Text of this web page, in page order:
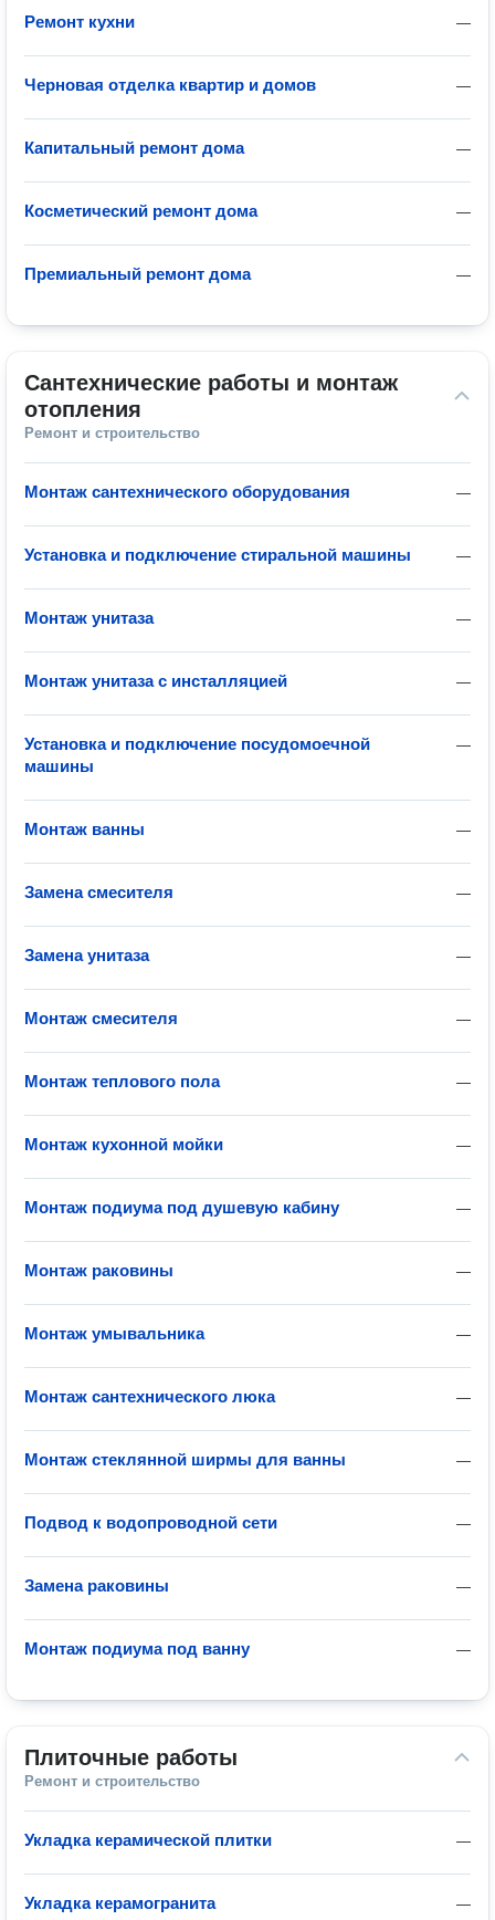
—
Ремонт кухни
—
Черновая отделка квартир и домов
—
Капитальный ремонт дома
—
Косметический ремонт дома
—
Премиальный ремонт дома
Сантехнические работы и монтаж
отопления
Ремонт и строительство
—
Монтаж сантехнического оборудования
—
Установка и подключение стиральной машины
—
Монтаж унитаза
—
Монтаж унитаза с инсталляцией
—
Установка и подключение посудомоечной
машины
—
Монтаж ванны
—
Замена смесителя
—
Замена унитаза
—
Монтаж смесителя
—
Монтаж теплового пола
—
Монтаж кухонной мойки
—
Монтаж подиума под душевую кабину
—
Монтаж раковины
—
Монтаж умывальника
—
Монтаж сантехнического люка
—
Монтаж стеклянной ширмы для ванны
—
Подвод к водопроводной сети
—
Замена раковины
—
Монтаж подиума под ванну
Плиточные работы
Ремонт и строительство
—
Укладка керамической плитки
—
Укладка керамогранита